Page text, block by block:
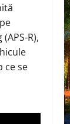
R),
ce se